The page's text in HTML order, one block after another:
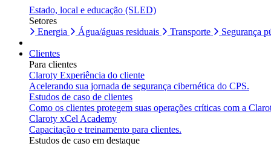
Estado, local e educação (SLED)
Setores
Energia
Água/águas residuais Transporte Segurança
Clientes
Para clientes
Claroty Experiência do cliente
Acelerando sua jornada de segurança cibernética do CPS.
Estudos de caso de clientes
Como os clientes protegem suas operações críticas com a
Claroty xCel Academy
Capacitação e treinamento para clientes.
Estudos de caso em destaque